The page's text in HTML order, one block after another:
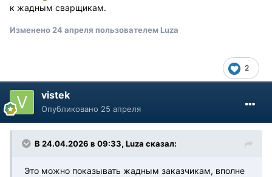
к жадным сварщикам.
Изменено 24 апреля пользователем Luza
2
vistek
Опубликовано 25 апреля
В 24.04.2026 в 09:33, Luza сказал:
Это можно показывать жадным заказчикам, вполне